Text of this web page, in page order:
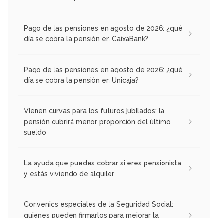
Pago de las pensiones en agosto de 2026: ¿qué
día se cobra la pensión en CaixaBank?
Pago de las pensiones en agosto de 2026: ¿qué
día se cobra la pensión en Unicaja?
Vienen curvas para los futuros jubilados: la
pensión cubrirá menor proporción del último
sueldo
La ayuda que puedes cobrar si eres pensionista
y estás viviendo de alquiler
Convenios especiales de la Seguridad Social:
quiénes pueden firmarlos para mejorar la